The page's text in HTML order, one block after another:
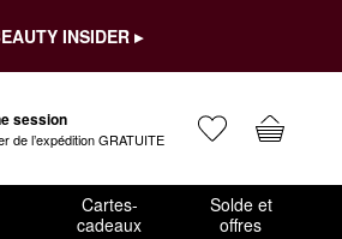
INSIDER ▸
session
de l’expédition GRATUITE
Cartes-
cadeaux
Solde et
offres